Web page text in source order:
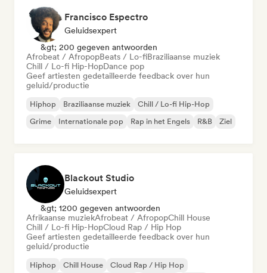
Francisco Espectro
Geluidsexpert
&gt; 200 gegeven antwoorden
Afrobeat / AfropopBeats / Lo-fiBraziliaanse muziek
Chill / Lo-fi Hip-HopDance pop
Geef artiesten gedetailleerde feedback over hun
geluid/productie
Hiphop Braziliaanse muziek
Chill / Lo-fi Hip-Hop
Grime
Internationale pop Rap in het Engels R&B Ziel
Blackout Studio
Geluidsexpert
&gt; 1200 gegeven antwoorden
Afrikaanse muziekAfrobeat / AfropopChill House
Chill / Lo-fi Hip-HopCloud Rap / Hip Hop
Geef artiesten gedetailleerde feedback over hun
geluid/productie
Hiphop Chill House
Cloud Rap / Hip Hop